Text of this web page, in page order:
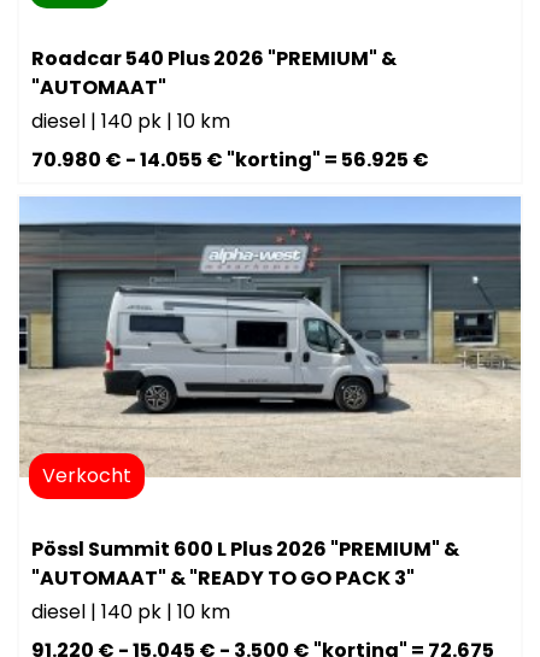
Roadcar 540 Plus 2026 "PREMIUM" &
"AUTOMAAT"
diesel | 140 pk | 10 km
70.980 € - 14.055 € "korting" = 56.925 €
Verkocht
Pössl Summit 600 L Plus 2026 "PREMIUM" &
"AUTOMAAT" & "READY TO GO PACK 3"
diesel | 140 pk | 10 km
91.220 € - 15.045 € - 3.500 € "korting" = 72.675